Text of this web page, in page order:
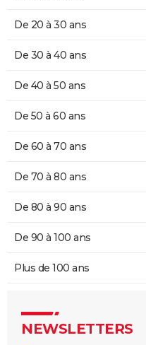
De 20 à 30 ans
De 30 à 40 ans
De 40 à 50 ans
De 50 à 60 ans
De 60 à 70 ans
De 70 à 80 ans
De 80 à 90 ans
De 90 à 100 ans
Plus de 100 ans
NEWSLETTERS